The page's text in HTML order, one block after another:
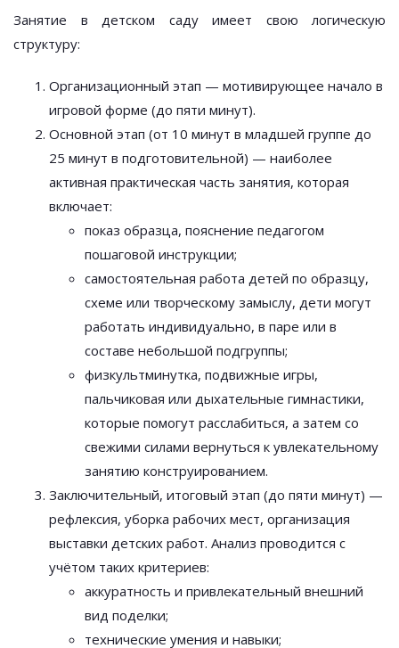
Занятие в детском саду имеет свою логическую
структуру:
Организационный этап — мотивирующее начало в
игровой форме (до пяти минут).
Основной этап (от 10 минут в младшей группе до
25 минут в подготовительной) — наиболее
активная практическая часть занятия, которая
включает:
показ образца, пояснение педагогом
пошаговой инструкции;
самостоятельная работа детей по образцу,
схеме или творческому замыслу, дети могут
работать индивидуально, в паре или в
составе небольшой подгруппы;
физкультминутка, подвижные игры,
пальчиковая или дыхательные гимнастики,
которые помогут расслабиться, а затем со
свежими силами вернуться к увлекательному
занятию конструированием.
Заключительный, итоговый этап (до пяти минут) —
рефлексия, уборка рабочих мест, организация
выставки детских работ. Анализ проводится с
учётом таких критериев:
аккуратность и привлекательный внешний
вид поделки;
технические умения и навыки;